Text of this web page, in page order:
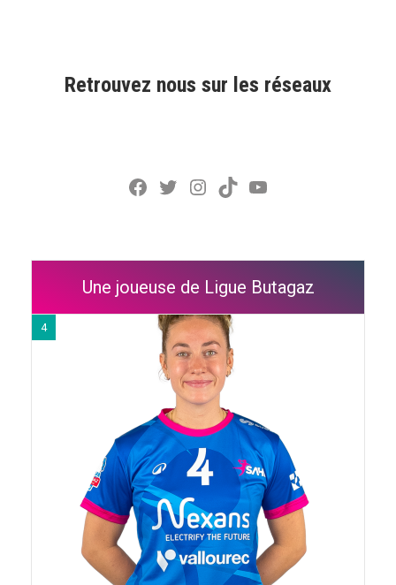
Retrouvez nous sur les réseaux
Facebook
Twitter
Instagram
TikTokYouTube
Une joueuse de Ligue Butagaz
4